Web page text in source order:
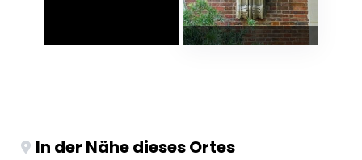
In der Nähe dieses Ortes